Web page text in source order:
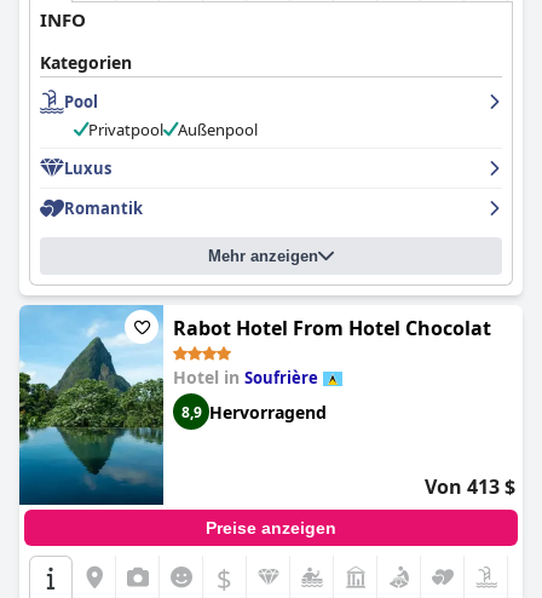
INFO
Kategorien
Pool
Privatpool
Außenpool
Luxus
Romantik
Mehr anzeigen
Rabot Hotel From Hotel Chocolat
Hotel in Soufrière
8,9 Hervorragend
Von 413 $
Preise anzeigen
$